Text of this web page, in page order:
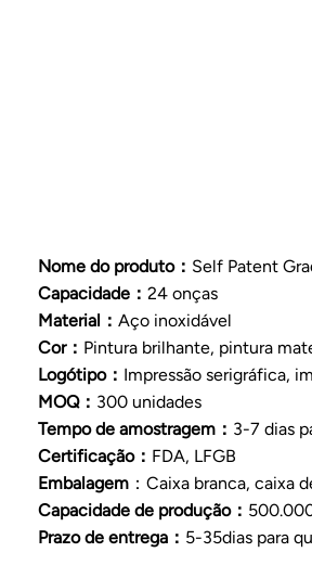
Nome do produto： Self Patent
Capacidade： 24 onças
Material： Aço inoxidável
Cor： Pintura brilhante, pintura
Logótipo： Impressão serigráfica,
MOQ： 300 unidades
Tempo de amostragem： 3-7 dias
Certificação： FDA, LFGB
Embalagem：Caixa branca, caixa
Capacidade de produção：
Prazo de entrega： 5-35dias para